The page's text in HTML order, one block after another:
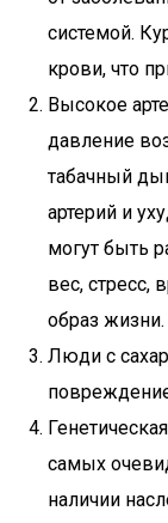
системой.
крови, что
Высокое
давление
табачный
артерий и
могут быть
вес,
образ жизни.
Люди с
самых
наличии